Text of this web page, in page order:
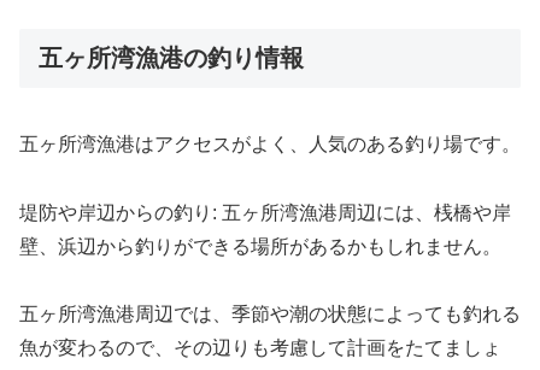
五ヶ所湾漁港の釣り情報
五ヶ所湾漁港はアクセスがよく、人気のある釣り場です。
堤防や岸辺からの釣り: 五ヶ所湾漁港周辺には、桟橋や岸
壁、浜辺から釣りができる場所があるかもしれません。
五ヶ所湾漁港周辺では、季節や潮の状態によっても釣れる
魚が変わるので、その辺りも考慮して計画をたてましょ